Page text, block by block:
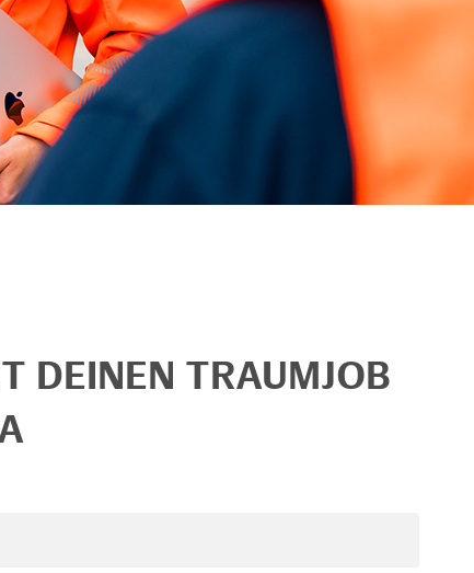
DEINEN TRAUMJOB